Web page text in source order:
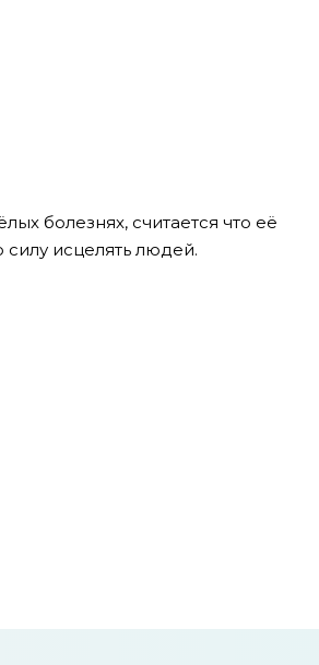
болезнях, считается что её
исцелять людей.